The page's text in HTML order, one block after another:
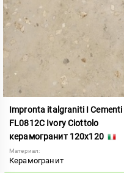
Impronta italgraniti I Cementi
FL0812C Ivory Ciottolo
керамогранит 120x120
Материал:
Керамогранит